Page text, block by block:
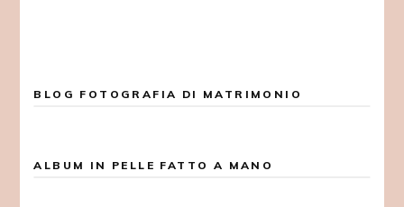
BLOG FOTOGRAFIA DI MATRIMONIO
ALBUM IN PELLE FATTO A MANO